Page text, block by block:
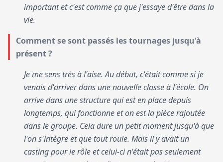
important et c'est comme ça que j'essaye d'être dans la
vie.
Comment se sont passés les tournages jusqu'à
présent ?
Je me sens très à l'aise. Au début, c'était comme si je
venais d'arriver dans une nouvelle classe à l'école. On
arrive dans une structure qui est en place depuis
longtemps, qui fonctionne et on est la pièce rajoutée
dans le groupe. Cela dure un petit moment jusqu'à que
l'on s'intègre et que tout roule. Mais il y avait un
casting pour le rôle et celui-ci n'était pas seulement